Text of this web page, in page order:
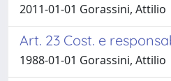
2011-01-01 Gorassini, Attilio
Art. 23 Cost. e
1988-01-01 Gorassini, Attilio